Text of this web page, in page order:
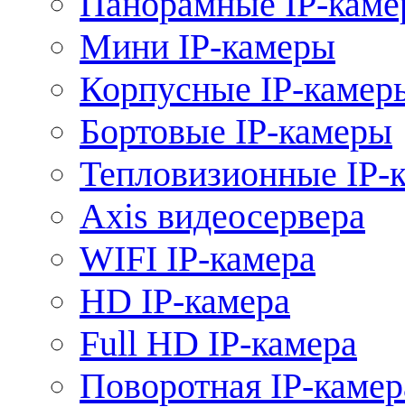
Мини IP-камеры
Корпусные IP-
Бортовые IP-камеры
Тепловизионные IP-
Axis видеосервера
WIFI IP-камера
HD IP-камера
Full HD IP-камера
Поворотная IP-